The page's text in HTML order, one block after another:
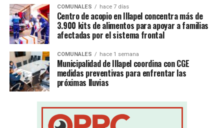
COMUNALES hace 7 días
Centro de acopio en Illapel concentra más de
3.900 kits de alimentos para apoyar a familias
afectadas por el sistema frontal
COMUNALES hace 1 semana
Municipalidad de Illapel coordina con CGE
medidas preventivas para enfrentar las
próximas lluvias